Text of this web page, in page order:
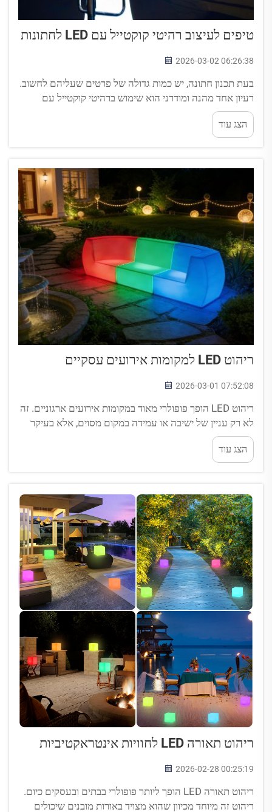
טיפים לעיצוב רהיטי קוקטייל עם LED לחתונות
2026-03-02 06:26:38
בעת תכנון חתונה, יש כמות גדולה של פרטים שעליהם לחשוב.
רעיון אחד מהנה ומודרני הוא שימוש ברהיטי קוקטייל עם
להאיר את אולם החרוז שלכם וליצור אטמוספירה קסומה. ל-
COOL QING יש מגוון רחב של רהיטי קוקטייל עם LED...
הצג עוד
ריהוט LED למקומות אירועים עסקיים
2026-03-01 07:52:08
ריהוט LED הופך פופולרי מאוד במקומות אירועים ארגוניים. זה
לא רק עניין של ישיבה או עמידה במקום מסוים, אלא בעיקר
יצירת אווירה וחוות ייחודיות שיעשו רושם על המשתתפים
ויאפשרו להם לזכור את האירוע. דמיינו לעצמכם שנכנסים
לחדר עם שולחנות...
הצג עוד
ריהוט תאורה LED לחוויות אינטראקטיביות
2026-02-28 00:25:19
ריהוט תאורה LED הופך ליותר פופולרי בבתים ובעסקים כיום.
ריהוט זה מיוחד מכיוון שהוא מצויד באורות מובנים שיכולים